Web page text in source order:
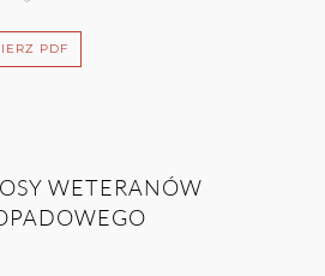
PDF
WETERANÓW